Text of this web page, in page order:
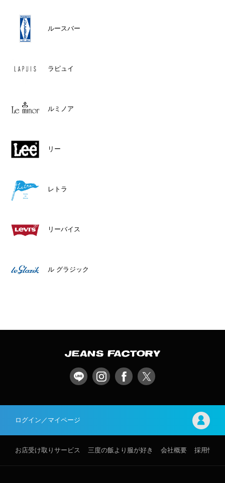
ルースバー
ラピュイ
ルミノア
リー
レトラ
リーバイス
ル グラジック
ログイン／マイページ
お店受け取りサービス 三度の飯より服が好き 会社概要 採用情報